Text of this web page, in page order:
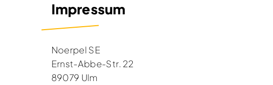
Impressum
Noerpel SE
Ernst-Abbe-Str. 22
89079 Ulm